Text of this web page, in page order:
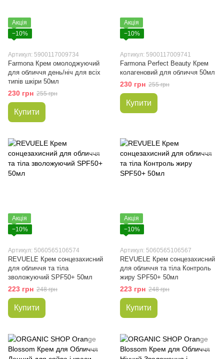
Акція
−10%
Артикул: 5900117009734
Farmona Крем омолоджуючий
для обличчя день/ніч для всіх
типів шкіри 50мл
230 грн 255 грн
Купити
Акція
−10%
Артикул: 5900117009741
Farmona Perfect Beauty Крем
колагеновий для обличчя 50мл
230 грн 255 грн
Купити
Акція
−10%
Артикул: 5060565106574
REVUELE Крем сонцезахисний
для обличчя та тіла
зволожуючий SPF50+ 50мл
223 грн 248 грн
Купити
Акція
−10%
Артикул: 5060565106567
REVUELE Крем сонцезахисний
для обличчя та тіла Контроль
жиру SPF50+ 50мл
223 грн 248 грн
Купити